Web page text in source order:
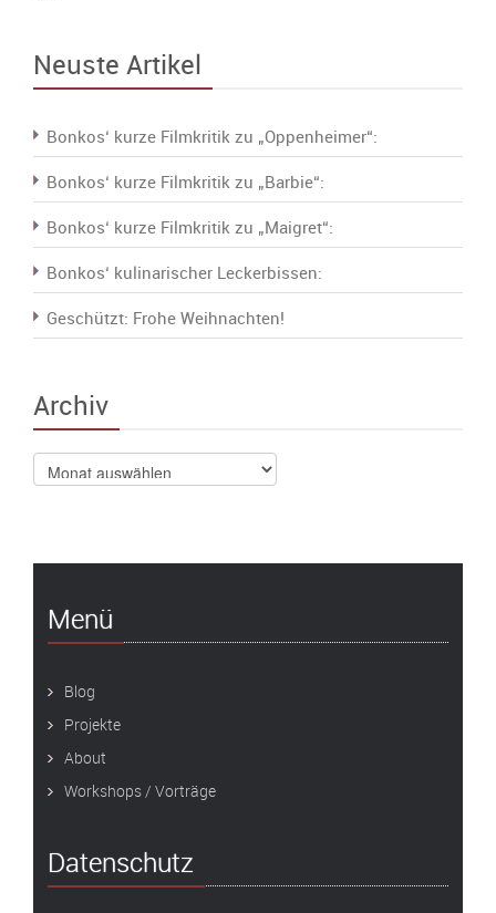
Neuste Artikel
Bonkos‘ kurze Filmkritik zu „Oppenheimer“:
Bonkos‘ kurze Filmkritik zu „Barbie“:
Bonkos‘ kurze Filmkritik zu „Maigret“:
Bonkos‘ kulinarischer Leckerbissen:
Geschützt: Frohe Weihnachten!
Archiv
Archiv
Menü
Blog
Projekte
About
Workshops / Vorträge
Datenschutz